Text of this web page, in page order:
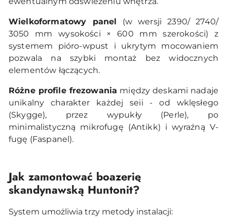
Wielkoformatowy panel (w wersji 2390/ 2740/
3050 mm wysokości × 600 mm szerokości) z
systemem pióro-wpust i ukrytym mocowaniem
pozwala na szybki montaż bez widocznych
elementów łączących.
Różne profile frezowania między deskami nadaje
unikalny charakter każdej seii - od wklęsłego
(Skygge), przez wypukły (Perle), po
minimalistyczną mikrofugę (Antikk) i wyraźną V-
fugę (Faspanel).
Jak zamontować boazerię
skandynawską Huntonit?
System umożliwia trzy metody instalacji: